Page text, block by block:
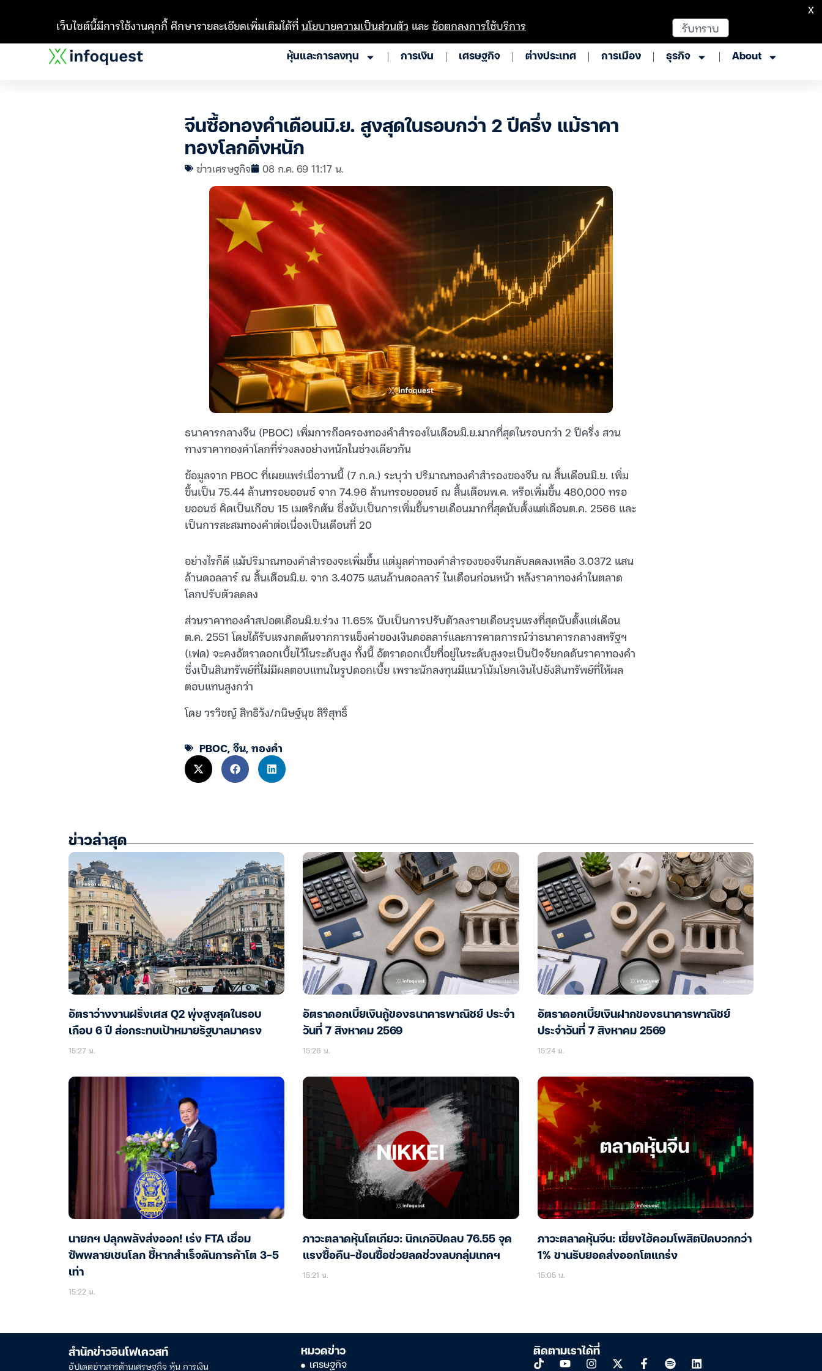
หุ้นและการลงทุน การเงิน เศรษฐกิจ ต่างประเทศ การเมือง ธุรกิจ About
จีนซื้อทองคำเดือนมิ.ย. สูงสุดในรอบกว่า 2 ปีครึ่ง แม้ราคา
ทองโลกดิ่งหนัก
ข่าวเศรษฐกิจ 08 ก.ค. 69 11:17 น.
ธนาคารกลางจีน (PBOC) เพิ่มการถือครองทองคำสำรองในเดือนมิ.ย.มากที่สุดในรอบกว่า 2 ปีครึ่ง สวน
ทางราคาทองคำโลกที่ร่วงลงอย่างหนักในช่วงเดียวกัน
ข้อมูลจาก PBOC ที่เผยแพร่เมื่อวานนี้ (7 ก.ค.) ระบุว่า ปริมาณทองคำสำรองของจีน ณ สิ้นเดือนมิ.ย. เพิ่ม
ขึ้นเป็น 75.44 ล้านทรอยออนซ์ จาก 74.96 ล้านทรอยออนซ์ ณ สิ้นเดือนพ.ค. หรือเพิ่มขึ้น 480,000 ทรอ
ยออนซ์ คิดเป็นเกือบ 15 เมตริกตัน ซึ่งนับเป็นการเพิ่มขึ้นรายเดือนมากที่สุดนับตั้งแต่เดือนต.ค. 2566 และ
เป็นการสะสมทองคำต่อเนื่องเป็นเดือนที่ 20
อย่างไรก็ดี แม้ปริมาณทองคำสำรองจะเพิ่มขึ้น แต่มูลค่าทองคำสำรองของจีนกลับลดลงเหลือ 3.0372 แสน
ล้านดอลลาร์ ณ สิ้นเดือนมิ.ย. จาก 3.4075 แสนล้านดอลลาร์ ในเดือนก่อนหน้า หลังราคาทองคำในตลาด
โลกปรับตัวลดลง
ส่วนราคาทองคำสปอตเดือนมิ.ย.ร่วง 11.65% นับเป็นการปรับตัวลงรายเดือนรุนแรงที่สุดนับตั้งแต่เดือน
ต.ค. 2551 โดยได้รับแรงกดดันจากการแข็งค่าของเงินดอลลาร์และการคาดการณ์ว่าธนาคารกลางสหรัฐฯ
(เฟด) จะคงอัตราดอกเบี้ยไว้ในระดับสูง ทั้งนี้ อัตราดอกเบี้ยที่อยู่ในระดับสูงจะเป็นปัจจัยกดดันราคาทองคำ
ซึ่งเป็นสินทรัพย์ที่ไม่มีผลตอบแทนในรูปดอกเบี้ย เพราะนักลงทุนมีแนวโน้มโยกเงินไปยังสินทรัพย์ที่ให้ผล
ตอบแทนสูงกว่า
โดย วรวิชญ์ สิทธิวัง/กนิษฐ์นุช สิริสุทธิ์
PBOC,จีน,ทองคำ
ข่าวล่าสุด
อัตราว่างงานฝรั่งเศส Q2 พุ่งสูงสุดในรอบ
เกือบ 6 ปี ส่อกระทบเป้าหมายรัฐบาลมาครง
15:27 น.
อัตราดอกเบี้ยเงินกู้ของธนาคารพาณิชย์ ประจำ
วันที่ 7 สิงหาคม 2569
15:26 น.
อัตราดอกเบี้ยเงินฝากของธนาคารพาณิชย์
ประจำวันที่ 7 สิงหาคม 2569
15:24 น.
นายกฯ ปลุกพลังส่งออก! เร่ง FTA เชื่อม
ซัพพลายเชนโลก ชี้หากสำเร็จดันการค้าโต 3-5
เท่า
15:22 น.
ภาวะตลาดหุ้นโตเกียว: นิกเกอิปิดลบ 76.55 จุด
แรงซื้อคืน-ช้อนซื้อช่วยลดช่วงลบกลุ่มเทคฯ
15:21 น.
ภาวะตลาดหุ้นจีน: เซี่ยงไฮ้คอมโพสิตปิดบวกกว่า
1% ขานรับยอดส่งออกโตแกร่ง
15:05 น.
สำนักข่าวอินโฟเควสท์
อัปเดตข่าวสารด้านเศรษฐกิจ หุ้น การเงิน
หมวดข่าว
เศรษฐกิจ
ติดตามเราได้ที่
เว็บไซต์นี้มีการใช้งานคุกกี้ ศึกษารายละเอียดเพิ่มเติมได้ที่นโยบายความเป็นส่วนตัว และข้อตกลงการใช้บริการ รับทราบ
X